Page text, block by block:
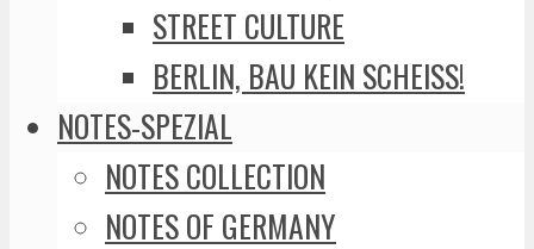
STREET CULTURE
BERLIN, BAU KEIN SCHEISS!
NOTES-SPEZIAL
NOTES COLLECTION
NOTES OF GERMANY